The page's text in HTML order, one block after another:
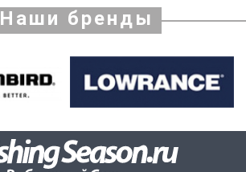
Наши бренды